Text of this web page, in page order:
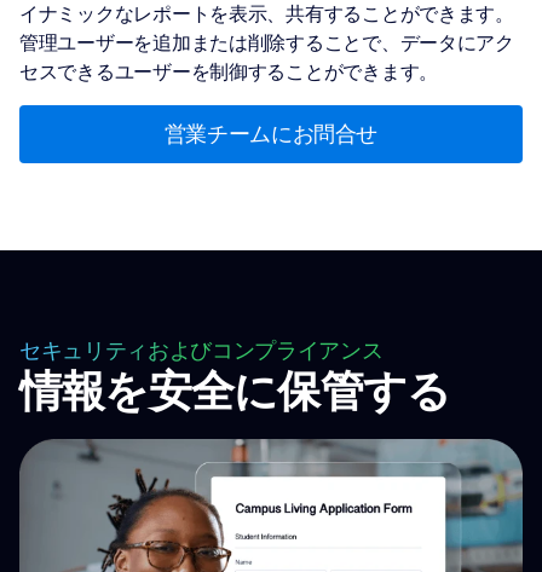
イナミックなレポートを表示、共有することができます。
管理ユーザーを追加または削除することで、データにアク
セスできるユーザーを制御することができます。
営業チームにお問合せ
セキュリティおよびコンプライアンス
情報を安全に保管する